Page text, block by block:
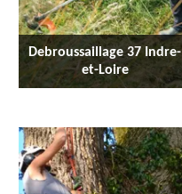
Debroussaillage 37 Indre-
et-Loire